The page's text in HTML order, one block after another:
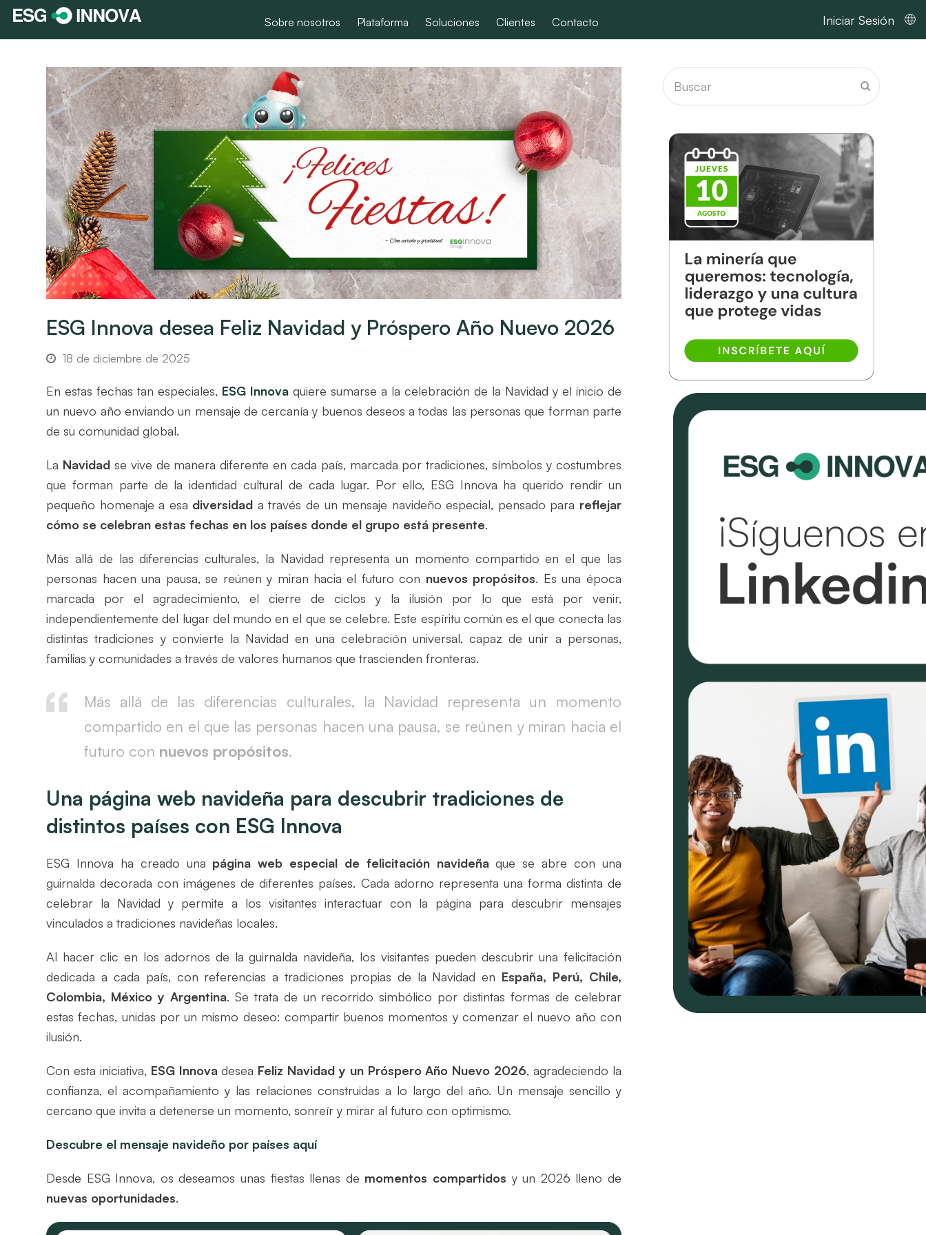
Sobre nosotros Plataforma Soluciones Clientes Contacto Iniciar Sesión
ESG Innova desea Feliz Navidad y Próspero Año Nuevo 2026
18 de diciembre de 2025
En estas fechas tan especiales, ESG Innova quiere sumarse a la celebración de la Navidad y el inicio de
un nuevo año enviando un mensaje de cercanía y buenos deseos a todas las personas que forman parte
de su comunidad global.
La Navidad se vive de manera diferente en cada país, marcada por tradiciones, símbolos y costumbres
que forman parte de la identidad cultural de cada lugar. Por ello, ESG Innova ha querido rendir un
pequeño homenaje a esa diversidad a través de un mensaje navideño especial, pensado para reflejar
cómo se celebran estas fechas en los países donde el grupo está presente.
Más allá de las diferencias culturales, la Navidad representa un momento compartido en el que las
personas hacen una pausa, se reúnen y miran hacia el futuro con nuevos propósitos. Es una época
marcada por el agradecimiento, el cierre de ciclos y la ilusión por lo que está por venir,
independientemente del lugar del mundo en el que se celebre. Este espíritu común es el que conecta las
distintas tradiciones y convierte la Navidad en una celebración universal, capaz de unir a personas,
familias y comunidades a través de valores humanos que trascienden fronteras.
Más allá de las diferencias culturales, la Navidad representa un momento
compartido en el que las personas hacen una pausa, se reúnen y miran hacia el
futuro con nuevos propósitos.
Una página web navideña para descubrir tradiciones de
distintos países con ESG Innova
ESG Innova ha creado una página web especial de felicitación navideñaque se abre con una
guirnalda decorada con imágenes de diferentes países. Cada adorno representa una forma distinta de
celebrar la Navidad y permite a los visitantes interactuar con la página para descubrir mensajes
vinculados a tradiciones navideñas locales.
Al hacer clic en los adornos de la guirnalda navideña, los visitantes pueden descubrir una felicitación
dedicada a cada país, con referencias a tradiciones propias de la Navidad en España, Perú, Chile,
Colombia, México y Argentina. Se trata de un recorrido simbólico por distintas formas de celebrar
estas fechas, unidas por un mismo deseo: compartir buenos momentos y comenzar el nuevo año con
ilusión.
Con esta iniciativa, ESG Innovadesea Feliz Navidad y un Próspero Año Nuevo 2026, agradeciendo la
confianza, el acompañamiento y las relaciones construidas a lo largo del año. Un mensaje sencillo y
cercano que invita a detenerse un momento, sonreír y mirar al futuro con optimismo.
Descubre el mensaje navideño por países aquí
Desde ESG Innova, os deseamos unas fiestas llenas de momentos compartidos y un 2026 lleno de
nuevas oportunidades.
Buscar
Enviar